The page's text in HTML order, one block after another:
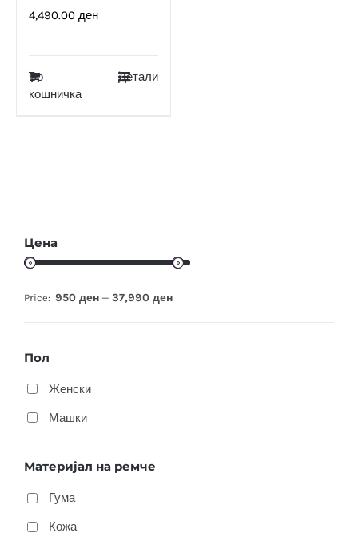
4,490.00 ден
Во
кошничка
Детали
Цена
Price: 950 ден — 37,990 ден
Пол
Женски
Машки
Материјал на ремче
Гума
Кожа